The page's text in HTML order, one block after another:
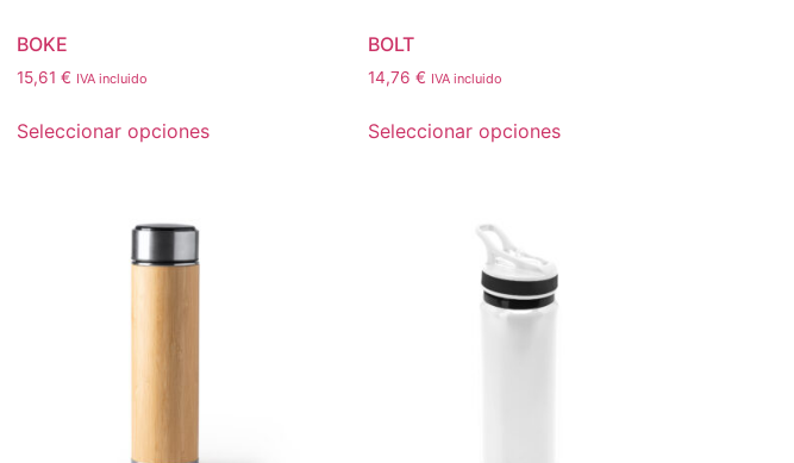
BOKE
15,61€ IVA incluido
Seleccionar opciones
BOLT
14,76€ IVA incluido
Seleccionar opciones